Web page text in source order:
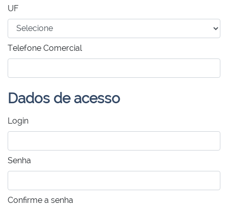
UF
Telefone Comercial
Dados de acesso
Login
Senha
Confirme a senha